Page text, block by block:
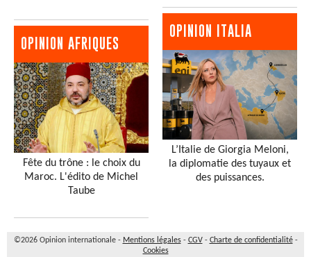
OPINION AFRIQUES
Fête du trône : le choix du
Maroc. L'édito de Michel
Taube
OPINION ITALIA
L’Italie de Giorgia Meloni,
la diplomatie des tuyaux et
des puissances.
©2026 Opinion internationale - Mentions légales- CGV- Charte de confidentialité-
Cookies